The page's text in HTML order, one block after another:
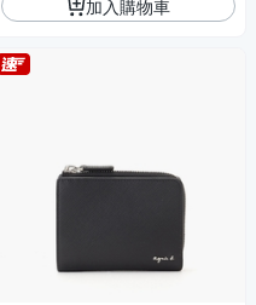
加入購物車